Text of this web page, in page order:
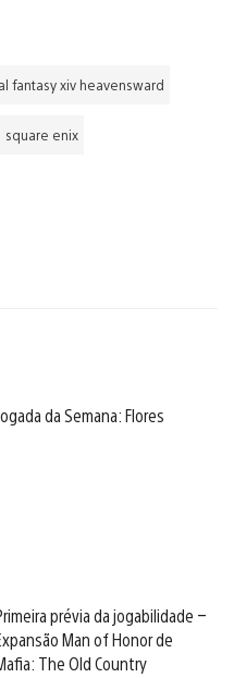
fantasy xiv heavensward
square enix
da Semana: Flores
prévia da jogabilidade –
Man of Honor de
The Old Country